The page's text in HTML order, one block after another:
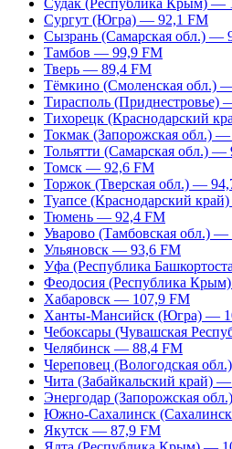
Судак (Республика Крым) —
Сургут (Югра) — 92,1 FM
Сызрань (Самарская обл.) —
Тамбов — 99,9 FM
Тверь — 89,4 FM
Тёмкино (Смоленская обл.)
Тирасполь (Приднестровье)
Тихорецк (Краснодарский
Токмак (Запорожская обл.)
Тольятти (Самарская обл.) —
Томск — 92,6 FM
Торжок (Тверская обл.) —
Туапсе (Краснодарский
Тюмень — 92,4 FM
Уварово (Тамбовская обл.) —
Ульяновск — 93,6 FM
Уфа (Республика
Феодосия (Республика
Хабаровск — 107,9 FM
Ханты-Мансийск (Югра) —
Чебоксары (Чувашская
Челябинск — 88,4 FM
Череповец (Вологодская
Чита (Забайкальский край)
Энергодар (Запорожская
Южно-Сахалинск
Якутск — 87,9 FM